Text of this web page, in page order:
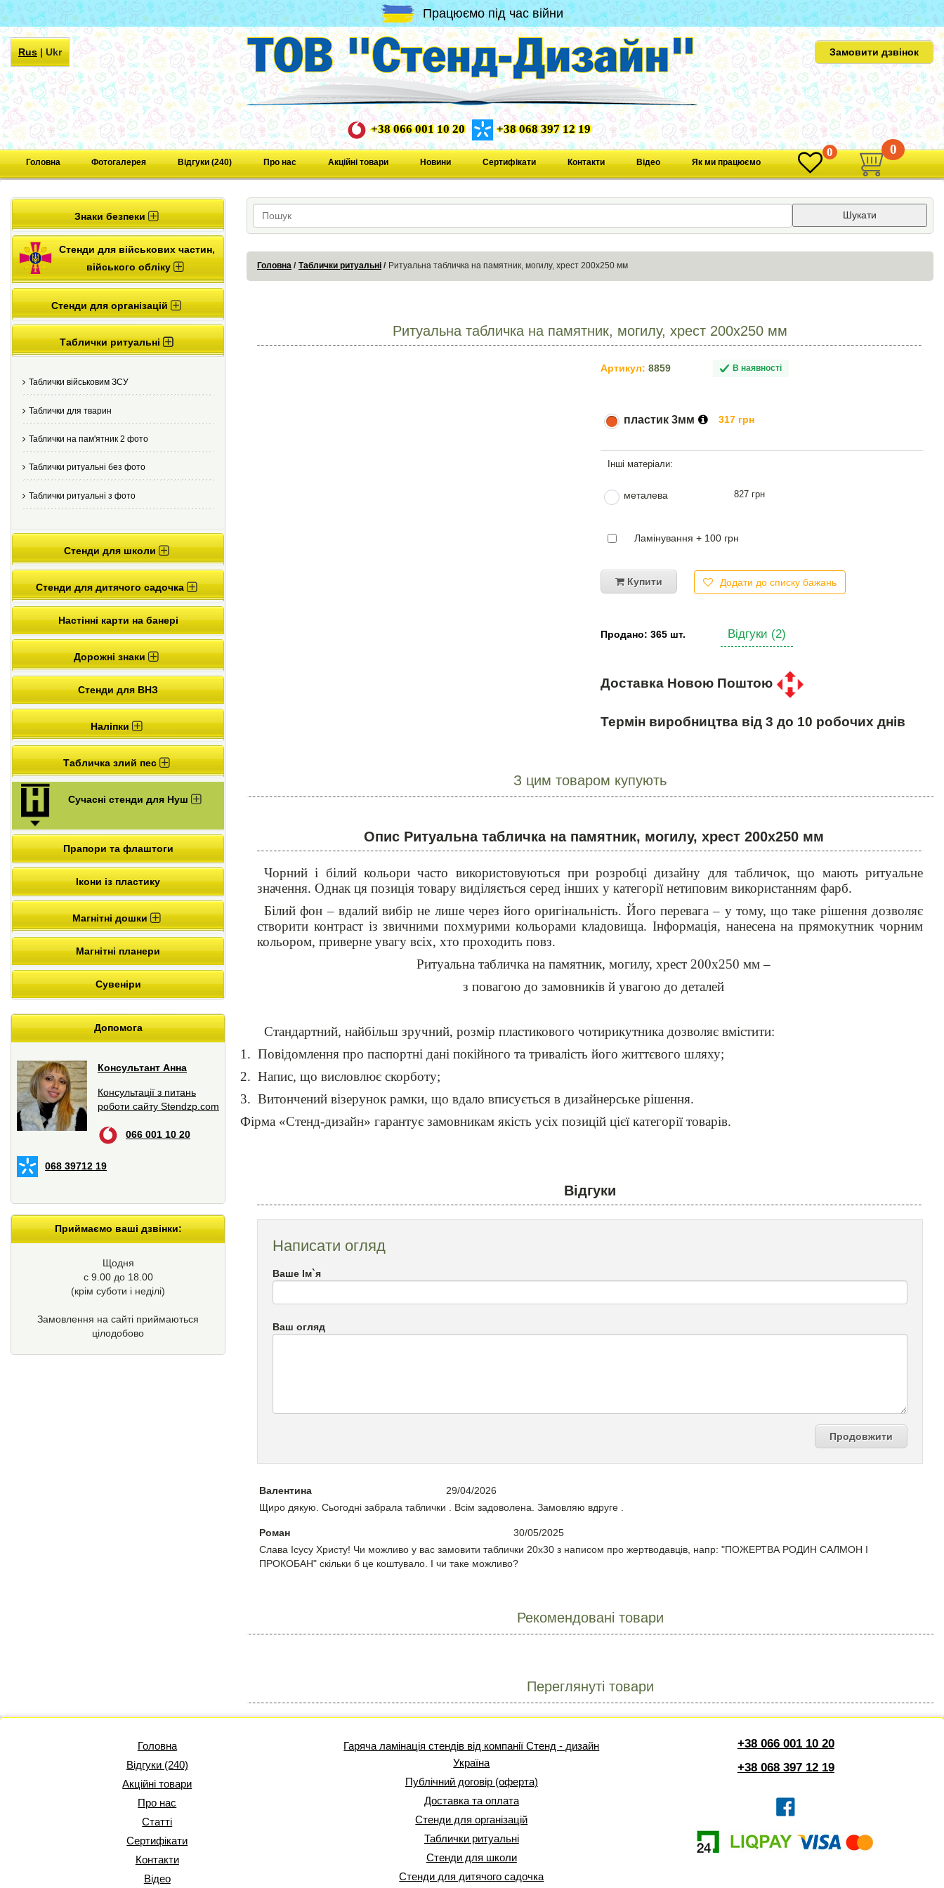
Працюємо під час війни
Rus|Ukr Замовити дзвінок
+38 066 001 10 20 +38 068 397 12 19
Головна Фотогалерея Відгуки (240) Про нас Акційні товари Новини Сертифікати Контакти Відео Як ми працюємо
0 0
Знаки безпеки
Стенди для військових частин,
війського обліку
Стенди для організацій
Таблички ритуальні
Таблички військовим ЗСУ
Таблички для тварин
Таблички на пам'ятник 2 фото
Таблички ритуальні без фото
Таблички ритуальні з фото
Стенди для школи
Стенди для дитячого садочка
Настінні карти на банері
Дорожні знаки
Стенди для ВНЗ
Наліпки
Табличка злий пес
Сучасні стенди для Нуш
Прапори та флаштоги
Ікони із пластику
Магнітні дошки
Магнітні планери
Сувеніри
Допомога
Консультант Анна
Консультації з питань
роботи сайту Stendzp.com
066 001 10 20
068 39712 19
Приймаємо ваші дзвінки:
Щодня
с 9.00 до 18.00
(крім суботи і неділі)
Замовлення на сайті приймаються
цілодобово
Шукати
Головна Таблички ритуальні Ритуальна табличка на памятник, могилу, хрест 200х250 мм
Ритуальна табличка на памятник, могилу, хрест 200х250 мм
Артикул: 8859 В наявності
пластик 3мм 317 грн
металева 827 грн
Ламінування + 100 грн
Купити Додати до списку бажань
Продано: 365 шт. Відгуки (2)
Доставка Новою Поштою
Термін виробництва від 3 до 10 робочих днів
З цим товаром купують
Опис Ритуальна табличка на памятник, могилу, хрест 200х250 мм
Чорний і білий кольори часто використовуються при розробці дизайну для табличок, що мають ритуальне
значення. Однак ця позиція товару виділяється серед інших у категорії нетиповим використанням фарб.
Білий фон – вдалий вибір не лише через його оригінальність. Його перевага – у тому, що таке рішення дозволяє
створити контраст із звичними похмурими кольорами кладовища. Інформація, нанесена на прямокутник чорним
кольором, приверне увагу всіх, хто проходить повз.
Ритуальна табличка на памятник, могилу, хрест 200х250 мм –
з повагою до замовників й увагою до деталей
Стандартний, найбільш зручний, розмір пластикового чотирикутника дозволяє вмістити:
1. Повідомлення про паспортні дані покійного та тривалість його життєвого шляху;
2. Напис, що висловлює скорботу;
3. Витончений візерунок рамки, що вдало вписується в дизайнерське рішення.
Фірма «Стенд-дизайн» гарантує замовникам якість усіх позицій цієї категорії товарів.
Відгуки
Написати огляд
Ваше Ім`я
Ваш огляд
Продовжити
Валентина
29/04/2026
Щиро дякую. Сьогодні забрала таблички . Всім задоволена. Замовляю вдруге .
Роман
30/05/2025
Слава Ісусу Христу! Чи можливо у вас замовити таблички 20х30 з написом про жертводавців, напр: "ПОЖЕРТВА РОДИН САЛМОН І
ПРОКОБАН" скільки б це коштувало. І чи таке можливо?
Рекомендовані товари
Переглянуті товари
Головна
Відгуки (240)
Акційні товари
Про нас
Статті
Сертифікати
Контакти
Відео
Гаряча ламінація стендів від компанії Стенд - дизайн
Україна
Публічний договір (оферта)
Доставка та оплата
Стенди для організацій
Таблички ритуальні
Стенди для школи
Стенди для дитячого садочка
+38 066 001 10 20
+38 068 397 12 19